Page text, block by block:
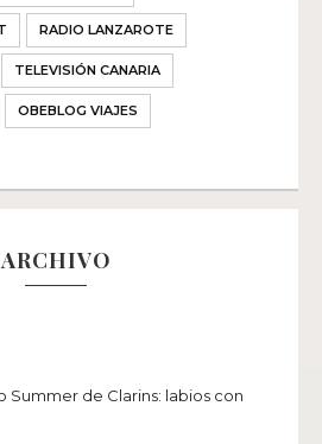
RADIO LANZAROTE
TELEVISIÓN CANARIA
OBEBLOG VIAJES
ARCHIVO
Summer de Clarins: labios con